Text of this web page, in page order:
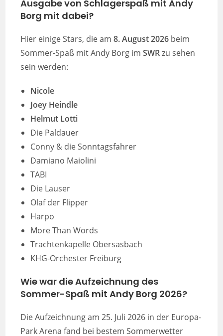
Ausgabe von Schlagerspaß mit Andy
Borg mit dabei?
Hier einige Stars, die am8. August 2026 beim
Sommer-Spaß mit Andy Borg imSWRzu sehen
sein werden:
Nicole
Joey Heindle
Helmut Lotti
Die Paldauer
Conny & die Sonntagsfahrer
Damiano Maiolini
TABI
Die Lauser
Olaf der Flipper
Harpo
More Than Words
Trachtenkapelle Obersasbach
KHG-Orchester Freiburg
Wie war die Aufzeichnung des
Sommer-Spaß mit Andy Borg 2026?
Die Aufzeichnung am 25. Juli 2026 in der Europa-
Park Arena fand bei bestem Sommerwetter